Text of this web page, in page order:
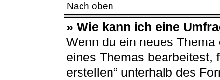
Nach oben
» Wie kann ich eine
Wenn du ein neues
eines Themas bearbeitest,
erstellen“ unterhalb des